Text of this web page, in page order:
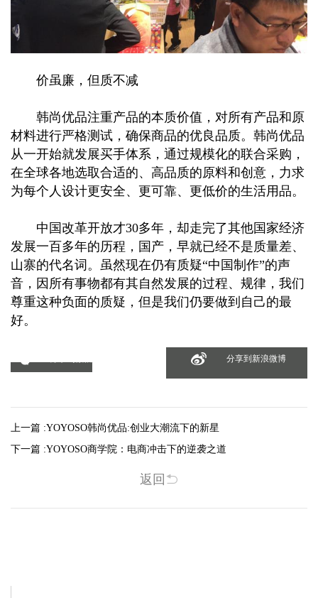
价虽廉，但质不减
韩尚优品注重产品的本质价值，对所有产品和原
材料进行严格测试，确保商品的优良品质。韩尚优品
从一开始就发展买手体系，通过规模化的联合采购，
在全球各地选取合适的、高品质的原料和创意，力求
为每个人设计更安全、更可靠、更低价的生活用品。
中国改革开放才30多年，却走完了其他国家经济
发展一百多年的历程，国产，早就已经不是质量差、
山寨的代名词。虽然现在仍有质疑“中国制作”的声
音，因所有事物都有其自然发展的过程、规律，我们
尊重这种负面的质疑，但是我们仍要做到自己的最
好。
分享到新浪微博
上一篇 :YOYOSO韩尚优品:创业大潮流下的新星
下一篇 :YOYOSO商学院：电商冲击下的逆袭之道
返回